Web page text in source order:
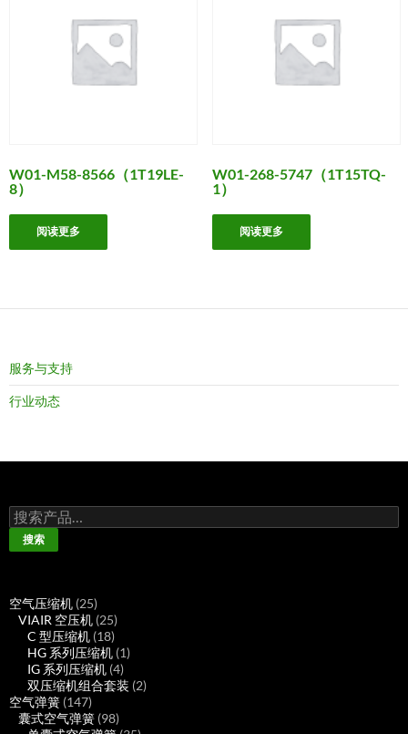
W01-M58-8566（1T19LE-
8）
阅读更多
W01-268-5747（1T15TQ-
1）
阅读更多
服务与支持
行业动态
搜
索：
搜索
空气压缩机 2525
个
产
品
VIAIR 空压机 2525
个
产
品
C 型压缩机 1818
个
产
品
HG 系列压缩机 11
产
IG 系列压缩机 44
个
双压缩机组合套装 22
空气弹簧 147147
个
囊式空气弹簧 9898